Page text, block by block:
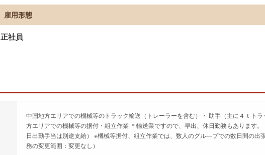
雇用形態
正社員
中国地方エリアでの機械等のトラック輸送（トレーラーを含む）・ 助手（主に４ｔト
方エリアでの機械等の据付・組立作業 ＊輸送業ですので、早出、休日勤務もあります。
日出勤手当は別途支給） ※機械等据付、組立作業では、数人のグル―プでの数日間の出
務の変更範囲：変更なし）